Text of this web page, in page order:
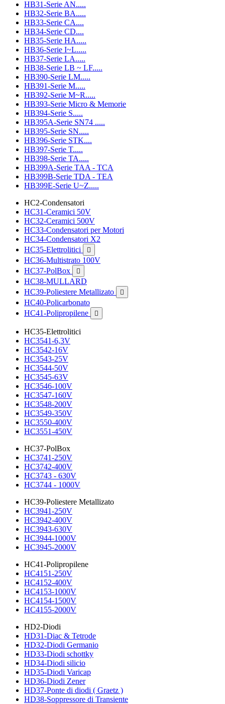
HB31-Serie AN.....
HB32-Serie BA.....
HB33-Serie CA....
HB34-Serie CD....
HB35-Serie HA.....
HB36-Serie I~L.....
HB37-Serie LA.....
HB38-Serie LB ~ LF.....
HB390-Serie LM.....
HB391-Serie M.....
HB392-Serie M~R.....
HB393-Serie Micro & Memorie
HB394-Serie S.....
HB395A-Serie SN74 .....
HB395-Serie SN.....
HB396-Serie STK....
HB397-Serie T.....
HB398-Serie TA.....
HB399A-Serie TAA - TCA
HB399B-Serie TDA - TEA
HB399E-Serie U~Z.....
HC2-Condensatori
HC31-Ceramici 50V
HC32-Ceramici 500V
HC33-Condensatori per Motori
HC34-Condensatori X2
HC35-Elettrolitici

HC36-Multistrato 100V
HC37-PolBox

HC38-MULLARD
HC39-Poliestere Metallizato

HC40-Policarbonato
HC41-Polipropilene

HC35-Elettrolitici
HC3541-6,3V
HC3542-16V
HC3543-25V
HC3544-50V
HC3545-63V
HC3546-100V
HC3547-160V
HC3548-200V
HC3549-350V
HC3550-400V
HC3551-450V
HC37-PolBox
HC3741-250V
HC3742-400V
HC3743 - 630V
HC3744 - 1000V
HC39-Poliestere Metallizato
HC3941-250V
HC3942-400V
HC3943-630V
HC3944-1000V
HC3945-2000V
HC41-Polipropilene
HC4151-250V
HC4152-400V
HC4153-1000V
HC4154-1500V
HC4155-2000V
HD2-Diodi
HD31-Diac & Tetrode
HD32-Diodi Germanio
HD33-Diodi schottky
HD34-Diodi silicio
HD35-Diodi Varicap
HD36-Diodi Zener
HD37-Ponte di diodi ( Graetz )
HD38-Soppressore di Transiente